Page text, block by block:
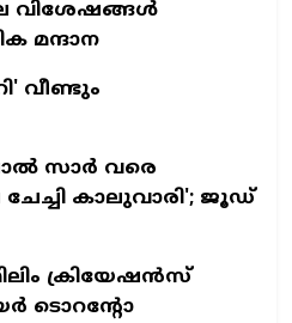
വിശേഷങ്ങൾ
മന്ദാന
വീണ്ടും
സാര്‍ വരെ
കാലുവാരി'; ജൂഡ്
ക്രിയേഷന്‍സ്
ടൊറന്റോ